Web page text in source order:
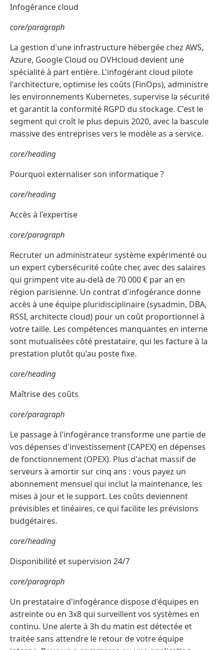
Infogérance cloud
core/paragraph
La gestion d'une infrastructure hébergée chez AWS,
Azure, Google Cloud ou OVHcloud devient une
spécialité à part entière. L'infogérant cloud pilote
l'architecture, optimise les coûts (FinOps), administre
les environnements Kubernetes, supervise la sécurité
et garantit la conformité RGPD du stockage. C'est le
segment qui croît le plus depuis 2020, avec la bascule
massive des entreprises vers le modèle as a service.
core/heading
Pourquoi externaliser son informatique ?
core/heading
Accès à l'expertise
core/paragraph
Recruter un administrateur système expérimenté ou
un expert cybersécurité coûte cher, avec des salaires
qui grimpent vite au-delà de 70 000 € par an en
région parisienne. Un contrat d'infogérance donne
accès à une équipe pluridisciplinaire (sysadmin, DBA,
RSSI, architecte cloud) pour un coût proportionnel à
votre taille. Les compétences manquantes en interne
sont mutualisées côté prestataire, qui les facture à la
prestation plutôt qu'au poste fixe.
core/heading
Maîtrise des coûts
core/paragraph
Le passage à l'infogérance transforme une partie de
vos dépenses d'investissement (CAPEX) en dépenses
de fonctionnement (OPEX). Plus d'achat massif de
serveurs à amortir sur cinq ans : vous payez un
abonnement mensuel qui inclut la maintenance, les
mises à jour et le support. Les coûts deviennent
prévisibles et linéaires, ce qui facilite les prévisions
budgétaires.
core/heading
Disponibilité et supervision 24/7
core/paragraph
Un prestataire d'infogérance dispose d'équipes en
astreinte ou en 3x8 qui surveillent vos systèmes en
continu. Une alerte à 3h du matin est détectée et
traitée sans attendre le retour de votre équipe